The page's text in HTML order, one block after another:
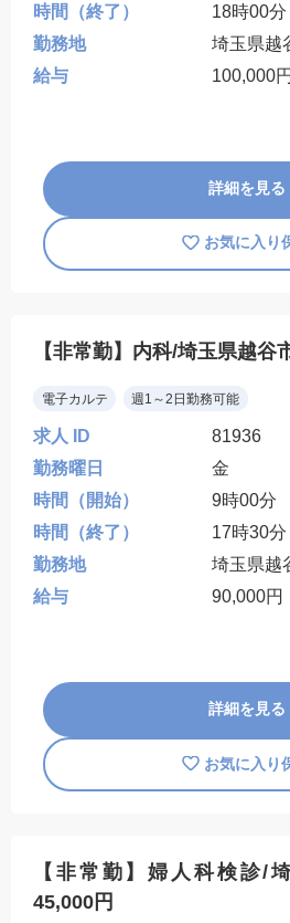
時間（終了）
18時00分
勤務地
埼玉県越
給与
100,000円
詳細を見る
お気に入り
【非常勤】内科/埼玉県越谷
電子カルテ 週1～2日勤務可能
求人 ID
81936
勤務曜日
金
時間（開始）
9時00分
時間（終了）
17時30分
勤務地
埼玉県越
給与
90,000円
詳細を見る
お気に入り
【非常勤】婦人科検診/
45,000円